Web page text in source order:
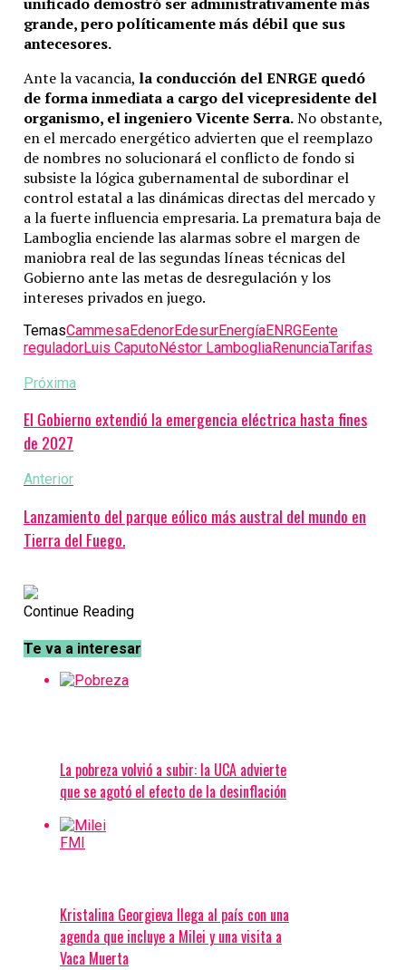
grande, pero políticamente más débil que sus
antecesores.
Ante la vacancia, la conducción del ENRGE quedó
de forma inmediata a cargo del vicepresidente del
organismo, el ingeniero Vicente Serra.No obstante,
en el mercado energético advierten que el reemplazo
de nombres no solucionará el conflicto de fondo si
subsiste la lógica gubernamental de subordinar el
control estatal a las dinámicas directas del mercado y
a la fuerte influencia empresaria. La prematura baja de
Lamboglia enciende las alarmas sobre el margen de
maniobra real de las segundas líneas técnicas del
Gobierno ante las metas de desregulación y los
intereses privados en juego.
TemasCammesaEdenorEdesurEnergíaENRGEente
reguladorLuis CaputoNéstor LambogliaRenunciaTarifas
Próxima
El Gobierno extendió la emergencia eléctrica hasta fines
de 2027
Anterior
Lanzamiento del parque eólico más austral del mundo en
Tierra del Fuego.
Continue Reading
Te va a interesar
La pobreza volvió a subir: la UCA advierte
que se agotó el efecto de la desinflación
Kristalina Georgieva llega al país con una
agenda que incluye a Milei y una visita a
Vaca Muerta